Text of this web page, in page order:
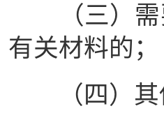
（三）需
有关材料的；
（四）其